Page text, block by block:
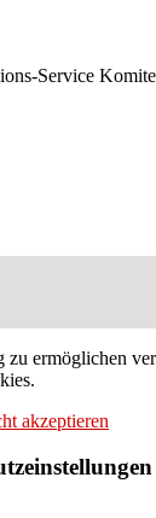
Service
zu ermöglichen
akzeptieren